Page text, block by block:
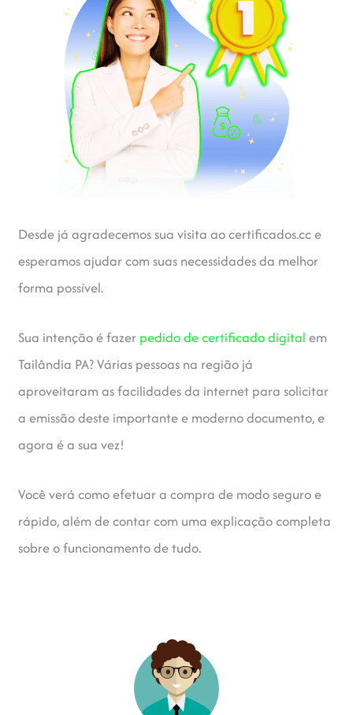
Desde já agradecemos sua visita ao certificados.cc e
esperamos ajudar com suas necessidades da melhor
forma possível.
Sua intenção é fazer pedido de certificado digital em
Tailândia PA? Várias pessoas na região já
aproveitaram as facilidades da internet para solicitar
a emissão deste importante e moderno documento, e
agora é a sua vez!
Você verá como efetuar a compra de modo seguro e
rápido, além de contar com uma explicação completa
sobre o funcionamento de tudo.